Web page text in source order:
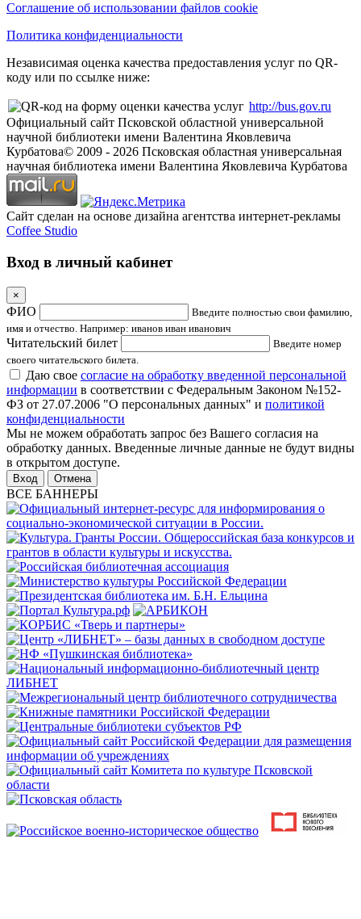
Соглашение об использовании файлов cookie
Политика конфиденциальности
Независимая оценка качества предоставления услуг по QR-
коду или по ссылке ниже:
http://bus.gov.ru
Официальный сайт Псковской областной универсальной
научной библиотеки имени Валентина Яковлевича
Курбатова© 2009 - 2026 Псковская областная универсальная
научная библиотека имени Валентина Яковлевича Курбатова
Сайт сделан на основе дизайна агентства интернет-рекламы
Coffee Studio
Вход в личный кабинет
×
ФИО
Введите полностью свои фамилию,
имя и отчество. Например: иванов иван иванович
Читательский билет
Введите номер
своего читательского билета.
Даю свое согласие на обработку введенной персональной
информации в соответствии с Федеральным Законом №152-
ФЗ от 27.07.2006 "О персональных данных" и политикой
конфиденциальности
Мы не можем обработать запрос без Вашего согласия на
обработку данных. Введенные личные данные не будут видны
в открытом доступе.
Отмена
ВСЕ БАННЕРЫ